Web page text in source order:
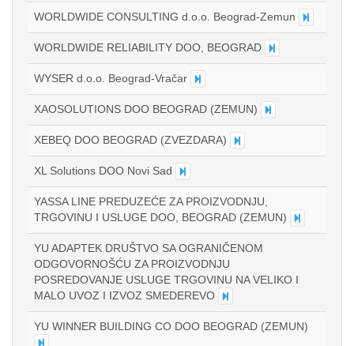
WORLDWIDE CONSULTING d.o.o. Beograd-Zemun
WORLDWIDE RELIABILITY DOO, BEOGRAD
WYSER d.o.o. Beograd-Vračar
XAOSOLUTIONS DOO BEOGRAD (ZEMUN)
XEBEQ DOO BEOGRAD (ZVEZDARA)
XL Solutions DOO Novi Sad
YASSA LINE PREDUZEĆE ZA PROIZVODNJU,
TRGOVINU I USLUGE DOO, BEOGRAD (ZEMUN)
YU ADAPTEK DRUŠTVO SA OGRANIČENOM
ODGOVORNOŠĆU ZA PROIZVODNJU
POSREDOVANJE USLUGE TRGOVINU NA VELIKO I
MALO UVOZ I IZVOZ SMEDEREVO
YU WINNER BUILDING CO DOO BEOGRAD (ZEMUN)